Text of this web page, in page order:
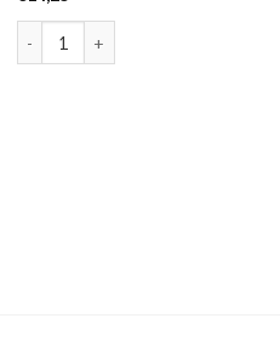
aantal
Motip Kompakt 51541 rood